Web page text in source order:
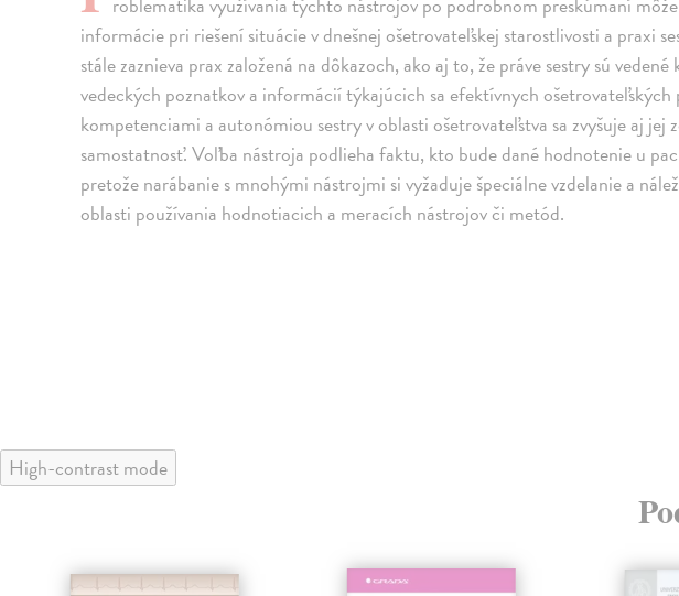
informácie pri riešení situácie v dnešnej ošetrovateľskej starostlivosti a praxi
stále zaznieva prax založená na dôkazoch, ako aj to, že práve sestry sú
vedeckých poznatkov a informácií týkajúcich sa efektívnych
kompetenciami a autonómiou sestry v oblasti ošetrovateľstva sa zvyšuje aj jej
samostatnosť. Voľba nástroja podlieha faktu, kto bude dané hodnotenie u
pretože narábanie s mnohými nástrojmi si vyžaduje špeciálne vzdelanie a
oblasti používania hodnotiacich a meracích nástrojov či metód.
High-contrast mode